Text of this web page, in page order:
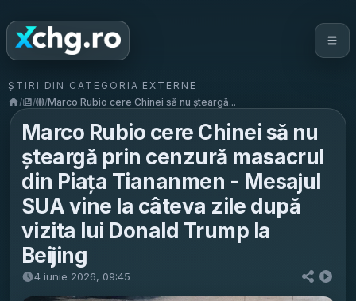
ȘTIRI DIN CATEGORIA EXTERNE
/
/ /Marco Rubio cere Chinei să nu șteargă...
Marco Rubio cere Chinei să nu
șteargă prin cenzură masacrul
din Piața Tiananmen - Mesajul
SUA vine la câteva zile după
vizita lui Donald Trump la
Beijing
4 iunie 2026, 09:45